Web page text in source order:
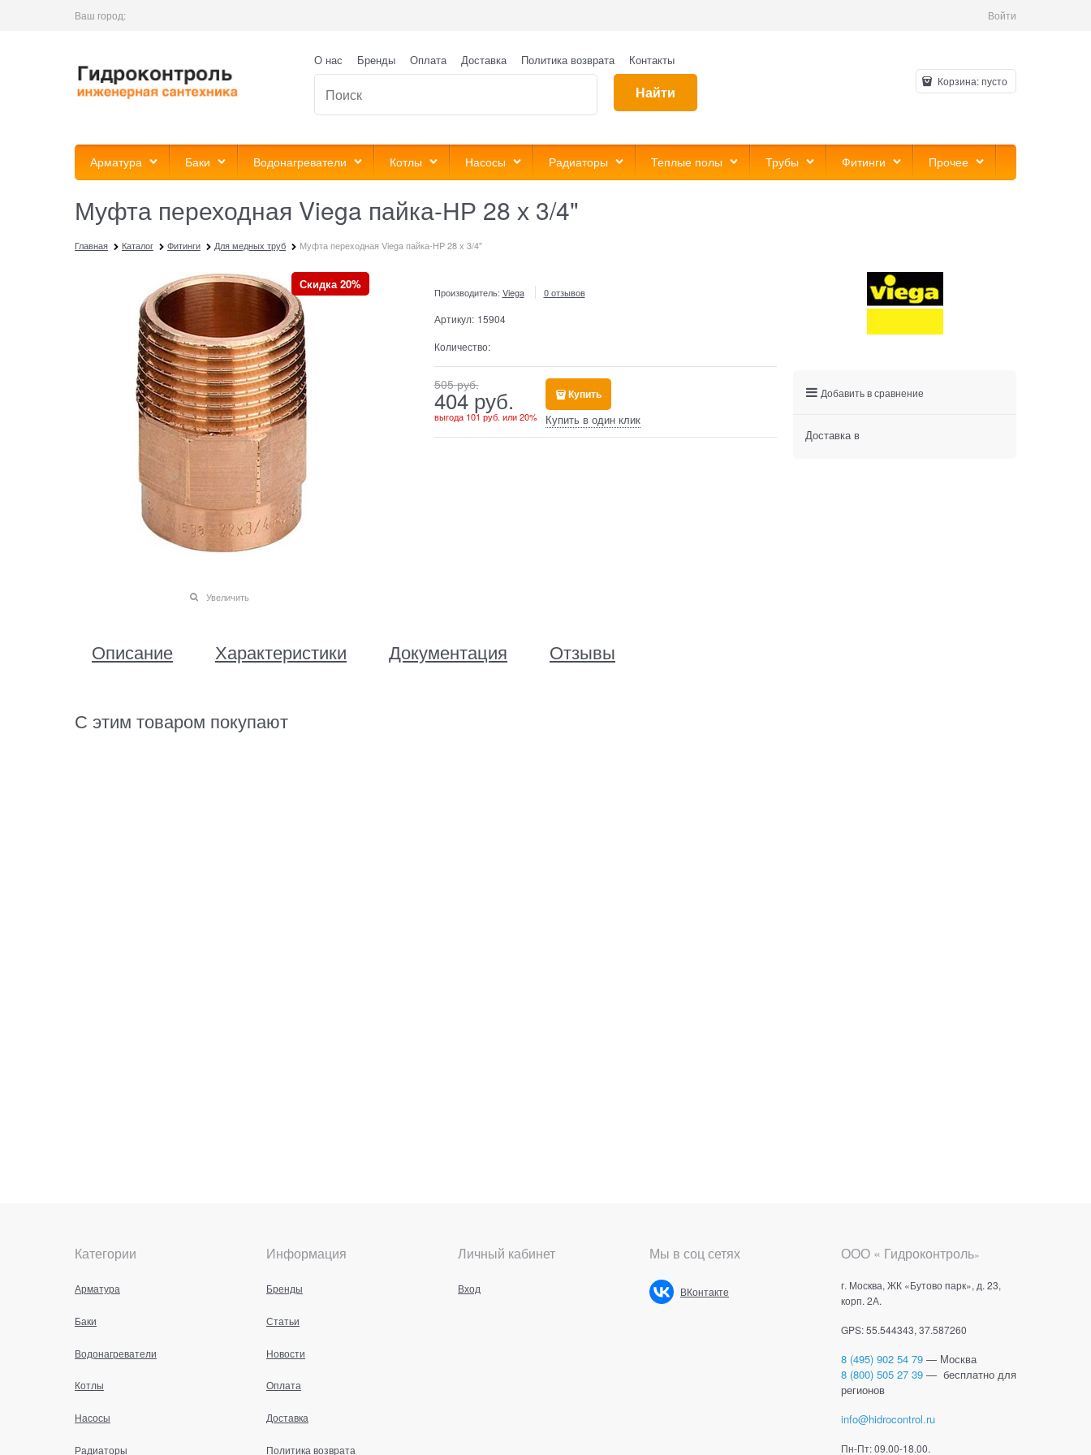
Ваш город: Войти
О нас Бренды Оплата Доставка Политика возврата Контакты
Найти
Корзина:пусто
Арматура Баки Водонагреватели Котлы Насосы Радиаторы Теплые полы Трубы Фитинги Прочее
Муфта переходная Viega пайка-НР 28 х 3/4"
Главная Каталог Фитинги Для медных труб Муфта переходная Viega пайка-НР 28 х 3/4"
Скидка 20%
Увеличить
Производитель: Viega 0 отзывов
Артикул: 15904
Количество:
505 руб.
404 руб.
выгода 101 руб. или20%
Купить
Купить в один клик
Описание Характеристики Документация Отзывы
С этим товаром покупают
Добавить в сравнение
Доставка в
Категории
Арматура
Баки
Водонагреватели
Котлы
Насосы
Радиаторы
Информация
Бренды
Статьи
Новости
Оплата
Доставка
Политика возврата
Личный кабинет
Вход
Мы в соц сетях
ВКонтакте
ООО « Гидроконтроль»
г. Москва, ЖК «Бутово парк», д. 23,
корп. 2А.
GPS: 55.544343, 37.587260
8 (495) 902 54 79 — Москва
8 (800) 505 27 39 — бесплатно для
регионов
info@hidrocontrol.ru
Пн-Пт: 09.00-18.00.